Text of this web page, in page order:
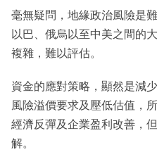
毫無疑問，地緣政治風險是
以巴、俄烏以至中美之間的
複雜，難以評估。
資金的應對策略，顯然是減
風險溢價要求及壓低估值，
經濟反彈及企業盈利改善，
解。